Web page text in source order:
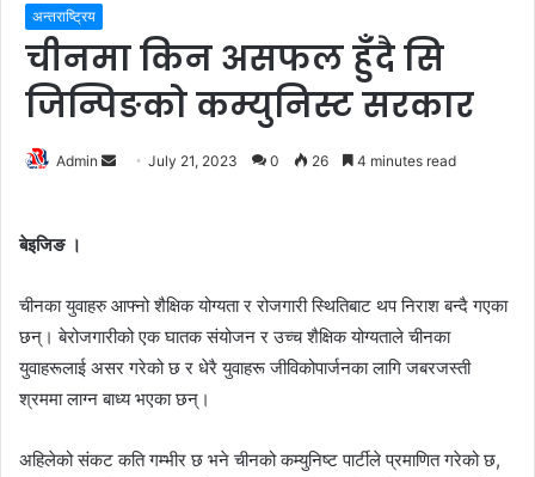
अन्तराष्ट्रिय
चीनमा किन असफल हुँदै सि
जिन्पिङको कम्युनिस्ट सरकार
Admin
n
e
m
a
July 21, 2023 0 26 4 minutes read
बेइजिङ ।
चीनका युवाहरु आफ्नो शैक्षिक योग्यता र रोजगारी स्थितिबाट थप निराश बन्दै गएका
छन्। बेरोजगारीको एक घातक संयोजन र उच्च शैक्षिक योग्यताले चीनका
युवाहरूलाई असर गरेको छ र धेरै युवाहरू जीविकोपार्जनका लागि जबरजस्ती
श्रममा लाग्‍न बाध्य भएका छन्।
अहिलेको संकट कति गम्भीर छ भने चीनको कम्युनिष्ट पार्टीले प्रमाणित गरेको छ,